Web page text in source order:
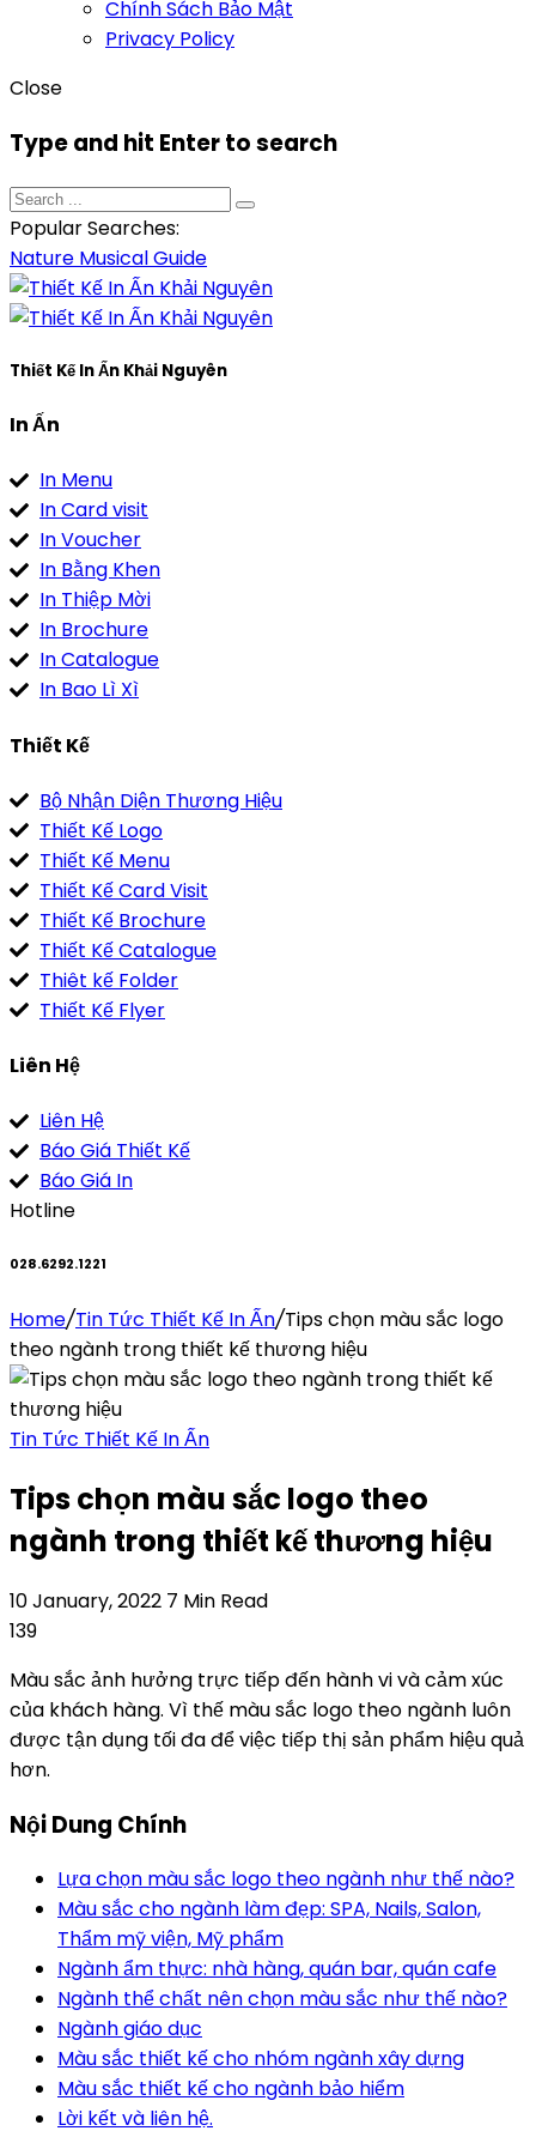
Chính Sách Bảo Mật
Privacy Policy
Close
Type and hit Enter to search
Popular Searches:
Nature MusicalGuide
Thiết Kế In Ấn Khải Nguyên
In Ấn
In Menu
In Card visit
In Voucher
In Bằng Khen
In Thiệp Mời
In Brochure
In Catalogue
In Bao Lì Xì
Thiết Kế
Bộ Nhận Diện Thương Hiệu
Thiết Kế Logo
Thiết Kế Menu
Thiết Kế Card Visit
Thiết Kế Brochure
Thiết Kế Catalogue
Thiêt kế Folder
Thiết Kế Flyer
Liên Hệ
Liên Hệ
Báo Giá Thiết Kế
Báo Giá In
Hotline
028.6292.1221
Home/Tin Tức Thiết Kế In Ấn/Tips chọn màu sắc logo
theo ngành trong thiết kế thương hiệu
Tin Tức Thiết Kế In Ấn
Tips chọn màu sắc logo theo
ngành trong thiết kế thương hiệu
10 January, 2022 7 Min Read
139
Màu sắc ảnh hưởng trực tiếp đến hành vi và cảm xúc
của khách hàng. Vì thế màu sắc logo theo ngành luôn
được tận dụng tối đa để việc tiếp thị sản phẩm hiệu quả
hơn.
Nội Dung Chính
Lựa chọn màu sắc logo theo ngành như thế nào?
Màu sắc cho ngành làm đẹp: SPA, Nails, Salon,
Thẩm mỹ viện, Mỹ phẩm
Ngành ẩm thực: nhà hàng, quán bar, quán cafe
Ngành thể chất nên chọn màu sắc như thế nào?
Ngành giáo dục
Màu sắc thiết kế cho nhóm ngành xây dựng
Màu sắc thiết kế cho ngành bảo hiểm
Lời kết và liên hệ.